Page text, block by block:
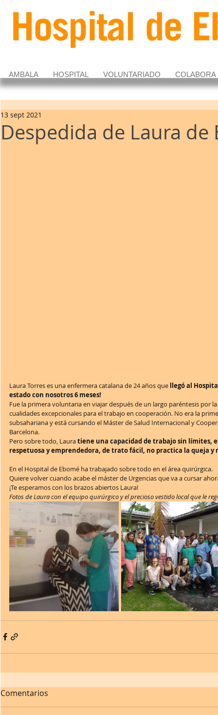
AMBALA HOSPITAL VOLUNTARIADO COLABORA
Despedida de Laura de
13 sept 2021
Laura Torres es una enfermera catalana de 24 años que llegó al
estado con nosotros 6 meses!
Fue la primera voluntaria en viajar después de un largo paréntesis por
cualidades excepcionales para el trabajo en cooperación. No era la
subsahariana y está cursando el Máster de Salud Internacional y
Barcelona.
Pero sobre todo, Laura tiene una capacidad de trabajo sin límites,
respetuosa y emprendedora, de trato fácil, no practica la queja y
En el Hospital de Ebomé ha trabajado sobre todo en el área quirúrgica.
Quiere volver cuando acabe el máster de Urgencias que va a cursar
¡Te esperamos con los brazos abiertos Laura!
Fotos de Laura con el equipo quirúrgico y el precioso vestido local que le
Comentarios